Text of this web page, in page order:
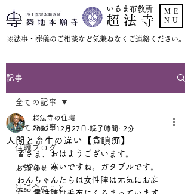
いるま布教所
超 法 寺
​※法事・葬儀のご相談など気兼ねなくご連絡ください。
ME
NU
記事
全ての記事
住職ブログ
お知らせ
法話会のこと
全ての記事
人間と畜生の違い【貪瞋痴】
超法寺の住職
2022年12月27日 読了時間: 2分
皆さま、おはようございます。
いやぁ、寒いですね。ガタブルです。
わんちゃんたちは女性陣は元気にお庭